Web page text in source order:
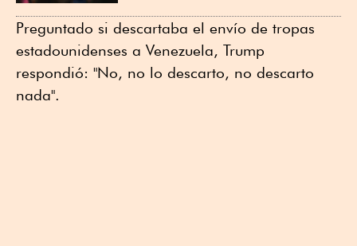
Preguntado si descartaba el envío de tropas
estadounidenses a Venezuela, Trump
respondió: "No, no lo descarto, no descarto
nada".